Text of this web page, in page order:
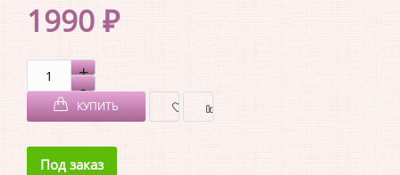
1990 ₽
КУПИТЬ
Под заказ